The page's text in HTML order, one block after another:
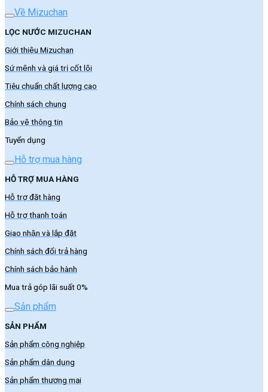
Về Mizuchan
LỌC NƯỚC MIZUCHAN
Giới thiệu Mizuchan
Sứ mệnh và giá trị cốt lõi
Tiêu chuẩn chất lượng cao
Chính sách chung
Bảo vệ thông tin
Tuyển dụng
Hỗ trợ mua hàng
HỖ TRỢ MUA HÀNG
Hỗ trợ đặt hàng
Hỗ trợ thanh toán
Giao nhận và lắp đặt
Chính sách đổi trả hàng
Chính sách bảo hành
Mua trả góp lãi suất 0%
Sản phẩm
SẢN PHẨM
Sản phẩm công nghiệp
Sản phẩm dân dụng
Sản phẩm thương mại